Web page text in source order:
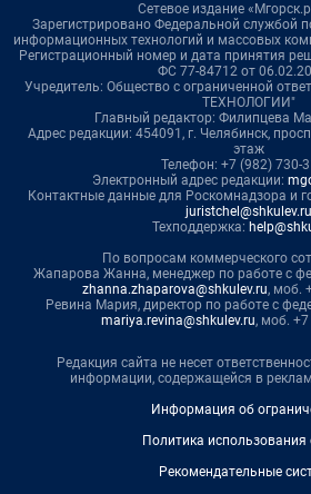
Сетевое издание
Зарегистрировано Федеральной службой
информационных технологий и массовых
Регистрационный номер и дата принятия
ФС 77-84712 от
Учредитель: Общество с ограниченной
ТЕХНОЛОГИИ"
Главный редактор: Филипцева
Адрес редакции: 454091, г. Челябинск,
этаж
Телефон: +7 (982) 730-
Электронный адрес редакции:
Контактные данные для Роскомнадзора и
juristchel@shkulev.ru
Техподдержка:
По вопросам коммерческого
Жапарова Жанна, менеджер по работе с
zhanna.zhaparova@shkulev.ru, моб.
Ревина Мария, директор по работе с
mariya.revina@shkulev.ru, моб.
Редакция сайта не несет
информации, содержащейся в
Информация об
Политика использования
Рекомендательные